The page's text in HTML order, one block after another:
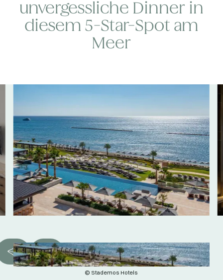
unvergessliche Dinner in
diesem 5-Star-Spot am
Meer
© Stademos Hotels